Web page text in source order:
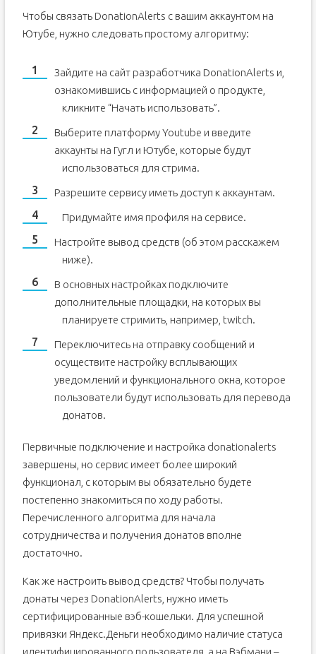
Чтобы связать DonationAlerts с вашим аккаунтом на
Ютубе, нужно следовать простому алгоритму:
Зайдите на сайт разработчика DonationAlerts и,
ознакомившись с информацией о продукте,
кликните “Начать использовать”.
Выберите платформу Youtube и введите
аккаунты на Гугл и Ютубе, которые будут
использоваться для стрима.
Разрешите сервису иметь доступ к аккаунтам.
Придумайте имя профиля на сервисе.
Настройте вывод средств (об этом расскажем
ниже).
В основных настройках подключите
дополнительные площадки, на которых вы
планируете стримить, например, twitch.
Переключитесь на отправку сообщений и
осуществите настройку всплывающих
уведомлений и функционального окна, которое
пользователи будут использовать для перевода
донатов.
Первичные подключение и настройка donationalerts
завершены, но сервис имеет более широкий
функционал, с которым вы обязательно будете
постепенно знакомиться по ходу работы.
Перечисленного алгоритма для начала
сотрудничества и получения донатов вполне
достаточно.
Как же настроить вывод средств? Чтобы получать
донаты через DonationAlerts, нужно иметь
сертифицированные вэб-кошельки. Для успешной
привязки Яндекс.Деньги необходимо наличие статуса
идентифицированного пользователя, а на Вэбмани –